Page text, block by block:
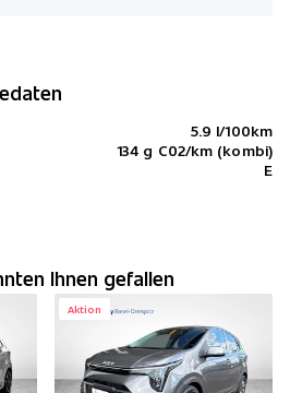
5.9 l/100km
134 g C02/km (kombi)
E
Ihnen gefallen
Aktion